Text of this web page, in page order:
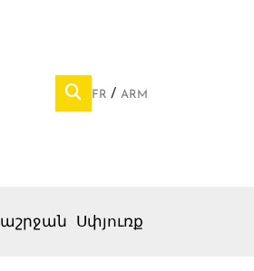
FR ARM
Սփյուռք